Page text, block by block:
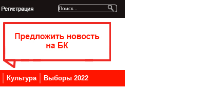
Культура Выборы 2022